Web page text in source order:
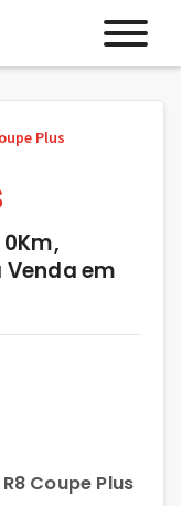
Plus
Venda em
Coupe Plus